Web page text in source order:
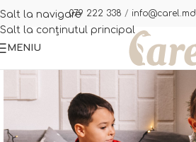
Salt la navigare
Salt la conținutul principal
079 222 338 / info@carel.md
MENIU